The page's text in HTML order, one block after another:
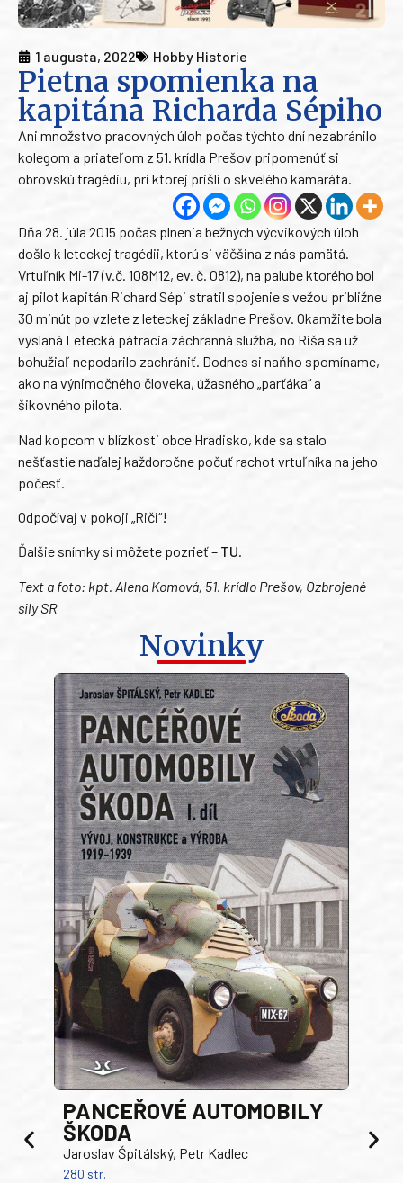
1 augusta, 2022 Hobby Historie
Pietna spomienka na
kapitána Richarda Sépiho
Ani množstvo pracovných úloh počas týchto dní nezabránilo
kolegom a priateľom z 51. krídla Prešov pripomenúť si
obrovskú tragédiu, pri ktorej prišli o skvelého kamaráta.
Dňa 28. júla 2015 počas plnenia bežných výcvikových úloh
došlo k leteckej tragédii, ktorú si väčšina z nás pamätá.
Vrtuľník Mi-17 (v.č. 108M12, ev. č. 0812), na palube ktorého bol
aj pilot kapitán Richard Sépi stratil spojenie s vežou približne
30 minút po vzlete z leteckej základne Prešov. Okamžite bola
vyslaná Letecká pátracia záchranná služba, no Riša sa už
bohužiaľ nepodarilo zachrániť. Dodnes si naňho spomíname,
ako na výnimočného človeka, úžasného „parťáka“ a
šikovného pilota.
Nad kopcom v blízkosti obce Hradisko, kde sa stalo
nešťastie naďalej každoročne počuť rachot vrtuľníka na jeho
počesť.
Odpočívaj v pokoji „Riči“!
Ďalšie snímky si môžete pozrieť – TU.
Text a foto: kpt. Alena Komová, 51. krídlo Prešov, Ozbrojené
sily SR
Novinky
PANCEŘOVÉ AUTOMOBILY
ŠKODA
Jaroslav Špitálský, Petr Kadlec
280 str.